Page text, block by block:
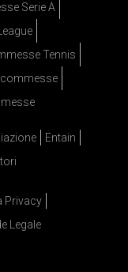
Serie A
Tennis
Entain
Privacy
Legale